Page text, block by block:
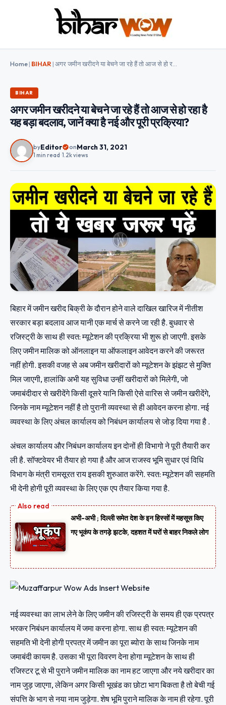
Home| BIHAR|
BIHAR
अगर जमीन खरीदने या बेचने जा रहे हैं तो आज से हो रहा है
यह बड़ा बदलाव, जानें क्‍या है नई और पूरी प्रक्रिया?
byEditor onMarch 31, 2021
1 min read 1.2k views
बिहार में जमीन खरीद बिक्री के दौरान होने वाले दाखिल खारिज में नीतीश
सरकार बड़ा बदलाव आज यानी एक मार्च से करने जा रही है. बुधवार से
रजिस्ट्री के साथ ही स्वत: म्यूटेशन की प्रक्रिया भी शुरू हो जाएगी. इसके
लिए जमीन मालिक को ऑनलाइन या ऑफलाइन आवेदन करने की जरूरत
नहीं होगी. इसकी वजह से अब जमीन खरीदारों को म्यूटेशन के झंझट से मुक्ति
मिल जाएगी, हालांकि अभी यह सुविधा उन्हीं खरीदारों को मिलेगी, जो
जमाबंदीदार से खरीदेंगे किसी दूसरे यानि किसी ऐसे वारिस से जमीन खरीदेंगे,
जिनके नाम म्यूटेशन नहीं है तो पुरानी व्यवस्था से ही आवेदन करना होगा. नई
व्यवस्था के लिए अंचल कार्यालय को निबंधन कार्यालय से जोड़ दिया गया है .
अंचल कार्यालय और निबंधन कार्यालय इन दोनों ही विभागो ने पूरी तैयारी कर
ली है. सॉफ्टवेयर भी तैयार हो गया है और आज राजस्व भूमि सुधार एवं विधि
विभाग के मंत्री रामसूरत राय इसकी शुरुआत करेंगे. स्वत: म्यूटेशन की सहमति
भी देनी होगी पूरी व्यवस्था के लिए एक एप तैयार किया गया है.
अभी-अभी ; दिल्ली समेत देश के इन हिस्सों में महसूस किए
गए भूकंप के तगड़े झटके, दहशत में घरों से बाहर निकले लोग
नई व्यवस्था का लाभ लेने के लिए जमीन की रजिस्ट्री के समय ही एक प्रपत्र
भरकर निबंधन कार्यालय में जमा करना होगा. साथ ही स्वत: म्यूटेशन की
सहमति भी देनी होगी प्रपत्र में जमीन का पूरा ब्योरा के साथ जिनके नाम
जमाबंदी कायम है. उसका भी पूरा विवरण देना होगा म्यूटेशन के साथ ही
रजिस्टर टू से भी पुराने जमीन मालिक का नाम हट जाएगा और नये खरीदार का
नाम जुड़ जाएगा, लेकिन अगर किसी भूखंड का छोटा भाग बिकता है तो बेची गई
संपत्ति के भाग से नया नाम जुड़ेगा. शेष भूमि पुराने मालिक के नाम ही रहेगा. पूरी